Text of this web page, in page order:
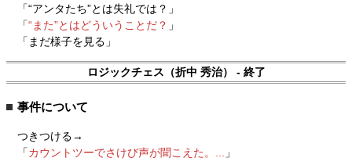
「“アンタたち”とは失礼では？」
「“また”とはどういうことだ？ 」
「まだ様子を見る」
ロジックチェス（折中 秀治） - 終了
事件について
つきつける→
「カウントツーでさけび声が聞こえた。...
」